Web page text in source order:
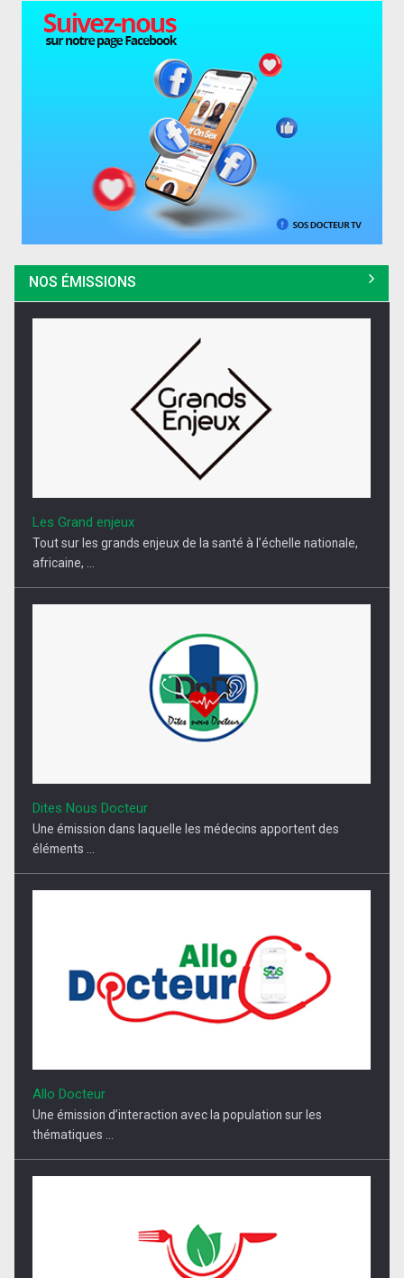
NOS ÉMISSIONS
Les Grand enjeux
Tout sur les grands enjeux de la santé à l’échelle nationale,
africaine, ...
Dites Nous Docteur
Une émission dans laquelle les médecins apportent des
éléments ...
Allo Docteur
Une émission d’interaction avec la population sur les
thématiques ...